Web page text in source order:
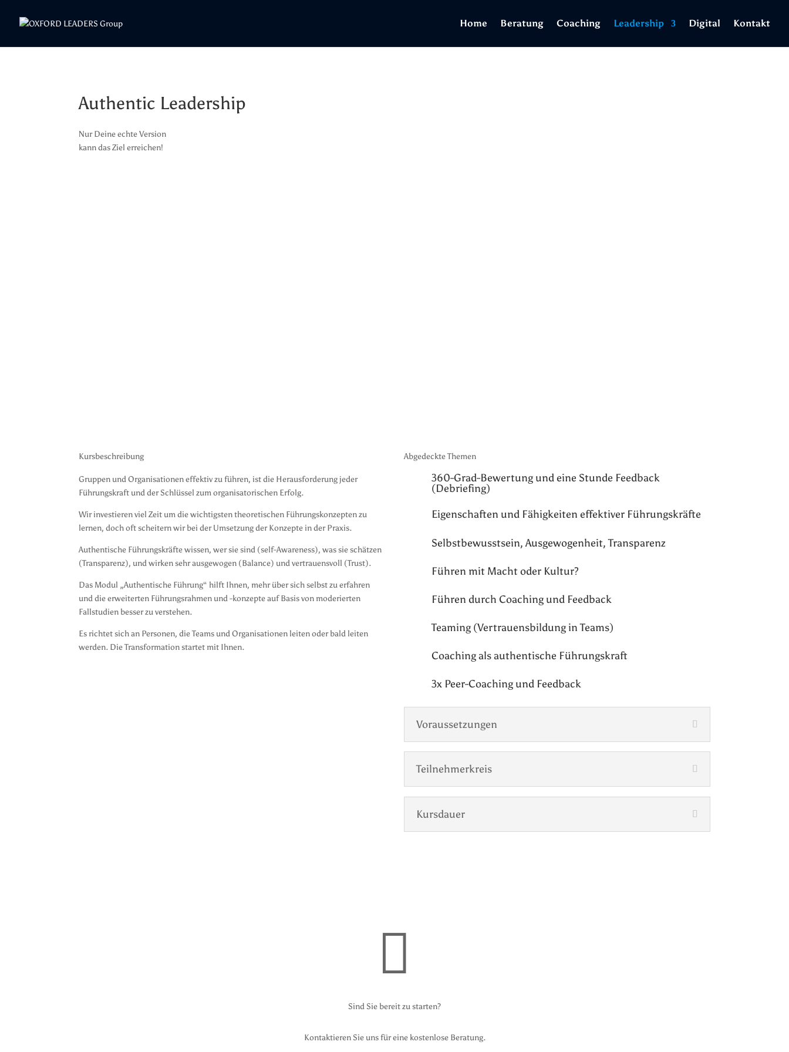
Home Beratung Coaching Leadership Digital Kontakt
Authentic Leadership
Nur Deine echte Version
kann das Ziel erreichen!
Kursbeschreibung
Gruppen und Organisationen effektiv zu führen, ist die Herausforderungjeder
Führungskraft und der Schlüssel zum organisatorischen Erfolg.
Wir investieren viel Zeit um die wichtigsten theoretischen Führungskonzepten zu
lernen, doch oft scheitern wir bei der Umsetzung der Konzepte in der Praxis.
Authentische Führungskräfte wissen, wer sie sind (self-Awareness), was sie schätzen
(Transparenz), und wirken sehr ausgewogen (Balance) und vertrauensvoll (Trust).
Das Modul „Authentische Führung“ hilft Ihnen, mehr über sich selbst zu erfahren
und die erweiterten Führungsrahmen und -konzepte auf Basis von moderierten
Fallstudien besser zu verstehen.
Es richtet sich an Personen, die Teams und Organisationen leiten oder bald leiten
werden. Die Transformation startet mit Ihnen.
Abgedeckte Themen
360-Grad-Bewertung und eine Stunde Feedback
(Debriefing)
Eigenschaften und Fähigkeiten effektiver Führungskräfte
Selbstbewusstsein, Ausgewogenheit, Transparenz
Führen mit Macht oder Kultur?
Führen durch Coaching und Feedback
Teaming (Vertrauensbildung in Teams)
Coaching als authentische Führungskraft
3x Peer-Coaching und Feedback
Voraussetzungen
Teilnehmerkreis
Kursdauer

Sind Sie bereit zu starten?
Kontaktieren Sie uns für eine kostenlose Beratung.